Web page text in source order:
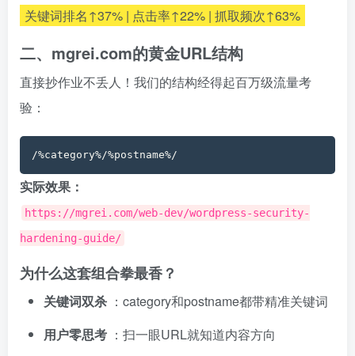
关键词排名↑37% | 点击率↑22% | 抓取频次↑63%
二、mgrei.com的黄金URL结构
直接抄作业不丢人！我们的结构经得起百万级流量考
验：
实际效果：
https://mgrei.com/web-dev/wordpress-security-
hardening-guide/
为什么这套组合拳最香？
关键词双杀 ：category和postname都带精准关键词
用户零思考 ：扫一眼URL就知道内容方向